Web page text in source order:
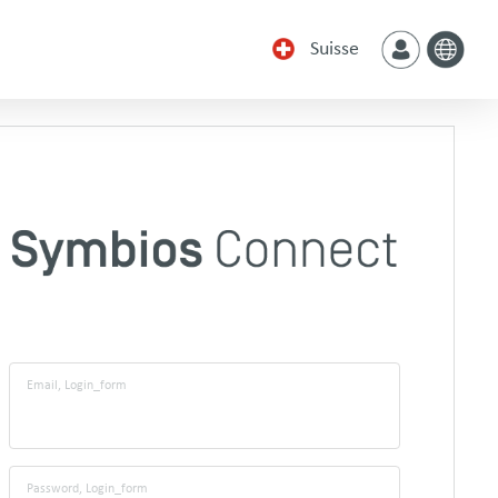
Suisse
Email, Login_form
Password, Login_form